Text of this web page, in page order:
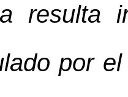
resulta
por